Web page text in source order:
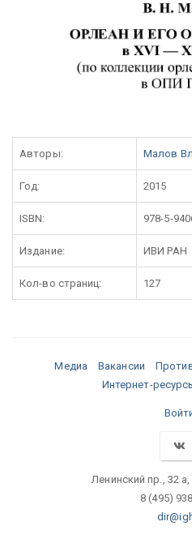
Авторы: Малов
Год: 2015
ISBN: 978-5-
Издание: ИВИ РАН
Кол-во страниц: 127
Медиа Вакансии
Интернет-
Ленинский пр., 32
8 (495)